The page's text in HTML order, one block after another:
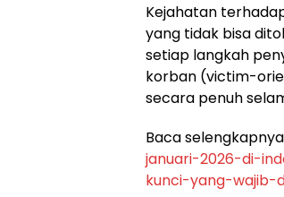
​Kejahatan
yang tidak bisa
setiap langkah
korban (victim-
secara penuh
​Baca selengkapnya
januari-2026-di-
kunci-yang-wajib-